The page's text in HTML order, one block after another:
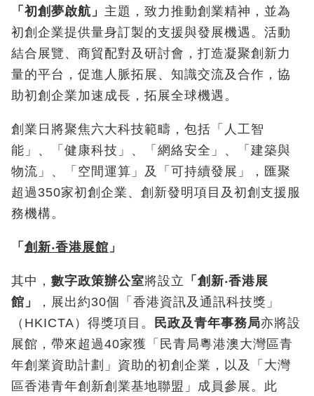
「初創夢啟航」 主題，致力推動創業精神，並為
初創企業提供量身訂製的支援與發展機遇。活動
結合展覽、商貿配對及研討會，打造凝聚創新力
量的平台，促進人脈拓展、知識交流及合作，協
助初創企業加速成長，拓展全球機遇。
創業日將聚焦六大科技範疇，包括「人工智
能」、「健康科技」、「網絡安全」、「建築與
物流」、「空間運算」及「可持續發展」，匯聚
超過350家初創企業、創新發明項目及初創支援服
務機構。
「 創新‧香港展館 」
其中， 數字政策辦公室將設立 「創新‧香港展
館」
，展出約30個「香港資訊及通訊科技獎」
（HKICTA）得獎項目。 民政及青年事務局亦將設
展館，帶來超過40家獲「民青局粵港澳大灣區青
年創業資助計劃」資助的初創企業，以及「大灣
區香港青年創新創業基地聯盟」成員參展。此